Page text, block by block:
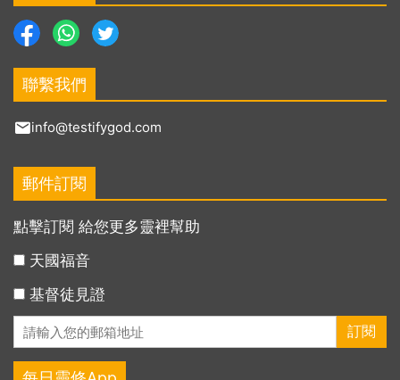
聯繫我們
info@testifygod.com
郵件訂閱
點擊訂閱 給您更多靈裡幫助
天國福音
基督徒見證